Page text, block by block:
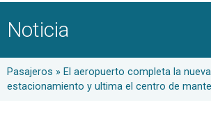
Noticia
Pasajeros » El aeropuerto completa la
estacionamiento y ultima el centro de